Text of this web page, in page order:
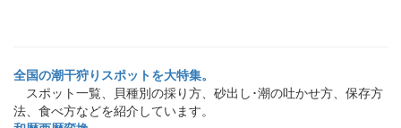
全国の潮干狩りスポットを大特集。
スポット一覧、貝種別の採り方、砂出し･潮の吐かせ方、保存方
法、食べ方などを紹介しています。